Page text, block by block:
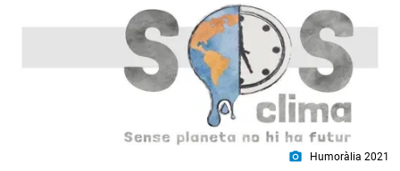
photo_camera Humoràlia 2021